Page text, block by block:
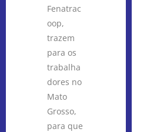
Fenatrac
oop,
trazem
para os
trabalha
dores no
Mato
Grosso,
para que